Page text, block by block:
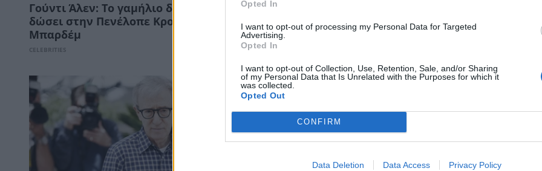
Opted In
I want to opt-out of processing my Personal Data for Targeted
Advertising.
Opted In
I want to opt-out of Collection, Use, Retention, Sale, and/or Sharing
of my Personal Data that Is Unrelated with the Purposes for which it
was collected.
Opted Out
CONFIRM
Data Deletion Data Access Privacy Policy
Γούντι Άλεν: Το γαμήλιο δώρο που ξέχασε να
δώσει στην Πενέλοπε Κρουζ και στον Χαβιέ
Μπαρδέμ
CELEBRITIES
αποσύρεται από τον κινηματογράφο